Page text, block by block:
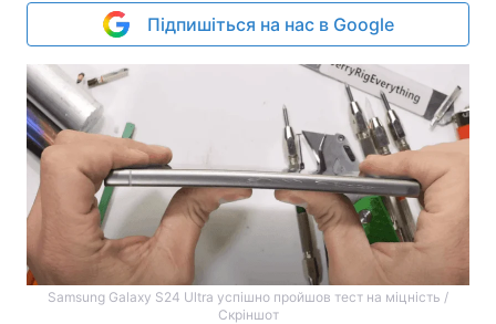
Підпишіться на нас в Google
Samsung Galaxy S24 Ultra успішно пройшов тест на міцність /
Скріншот